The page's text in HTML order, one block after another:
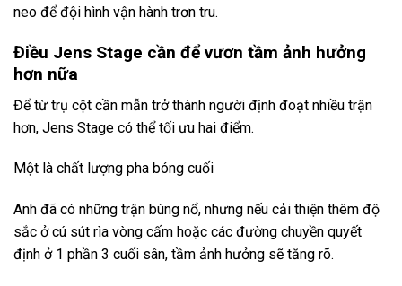
neo để đội hình vận hành trơn tru.
Điều Jens Stage cần để vươn tầm ảnh hưởng
hơn nữa
Để từ trụ cột cần mẫn trở thành người định đoạt nhiều trận
hơn, Jens Stage có thể tối ưu hai điểm.
Một là chất lượng pha bóng cuối
Anh đã có những trận bùng nổ, nhưng nếu cải thiện thêm độ
sắc ở cú sút rìa vòng cấm hoặc các đường chuyền quyết
định ở 1 phần 3 cuối sân, tầm ảnh hưởng sẽ tăng rõ.